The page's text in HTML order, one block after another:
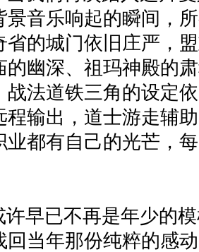
景音乐响起的瞬间，
省的城门依旧庄严，
的幽深、祖玛神殿的
战法道铁三角的设定
程输出，道士游走辅
业都有自己的光芒，
许早已不再是年少的
回当年那份纯粹的感